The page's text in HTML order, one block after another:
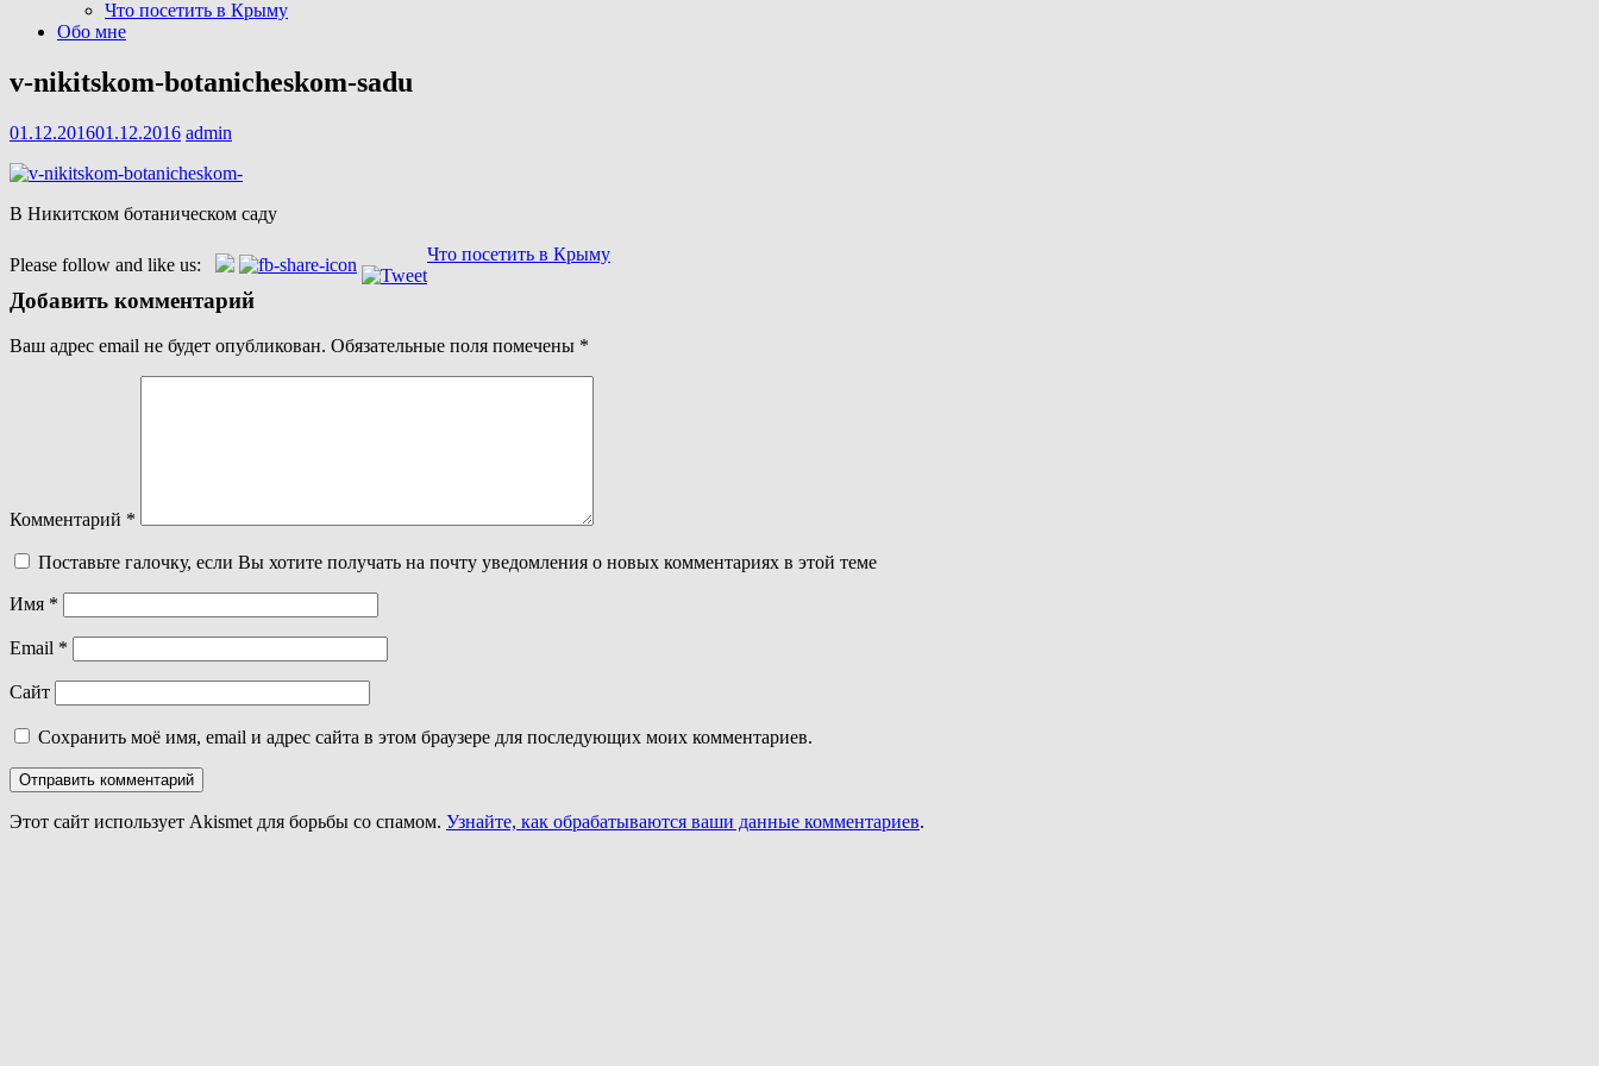
Что посетить в Крыму
Обо мне
v-nikitskom-botanicheskom-sadu
01.12.201601.12.2016 admin
В Никитском ботаническом саду
Please follow and like us:
Навигация
по
записям
Что посетить в Крыму
Добавить комментарий
Ваш адрес email не будет опубликован. Обязательные поля помечены *
Комментарий *
Поставьте галочку, если Вы хотите получать на почту уведомления о новых комментариях в этой теме
Имя *
Email *
Сайт
Сохранить моё имя, email и адрес сайта в этом браузере для последующих моих комментариев.
Этот сайт использует Akismet для борьбы со спамом. Узнайте, как обрабатываются ваши данные комментариев.